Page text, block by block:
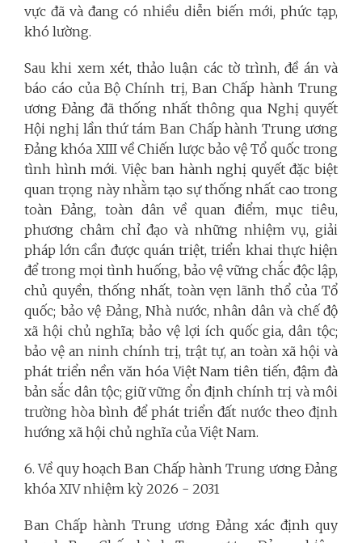
vực đã và đang có nhiều diễn biến mới, phức tạp,
khó lường.
Sau khi xem xét, thảo luận các tờ trình, đề án và
báo cáo của Bộ Chính trị, Ban Chấp hành Trung
ương Đảng đã thống nhất thông qua Nghị quyết
Hội nghị lần thứ tám Ban Chấp hành Trung ương
Đảng khóa XIII về Chiến lược bảo vệ Tổ quốc trong
tình hình mới. Việc ban hành nghị quyết đặc biệt
quan trọng này nhằm tạo sự thống nhất cao trong
toàn Đảng, toàn dân về quan điểm, mục tiêu,
phương châm chỉ đạo và những nhiệm vụ, giải
pháp lớn cần được quán triệt, triển khai thực hiện
để trong mọi tình huống, bảo vệ vững chắc độc lập,
chủ quyền, thống nhất, toàn vẹn lãnh thổ của Tổ
quốc; bảo vệ Đảng, Nhà nước, nhân dân và chế độ
xã hội chủ nghĩa; bảo vệ lợi ích quốc gia, dân tộc;
bảo vệ an ninh chính trị, trật tự, an toàn xã hội và
phát triển nền văn hóa Việt Nam tiên tiến, đậm đà
bản sắc dân tộc; giữ vững ổn định chính trị và môi
trường hòa bình để phát triển đất nước theo định
hướng xã hội chủ nghĩa của Việt Nam.
6. Về quy hoạch Ban Chấp hành Trung ương Đảng
khóa XIV nhiệm kỳ 2026 - 2031
Ban Chấp hành Trung ương Đảng xác định quy